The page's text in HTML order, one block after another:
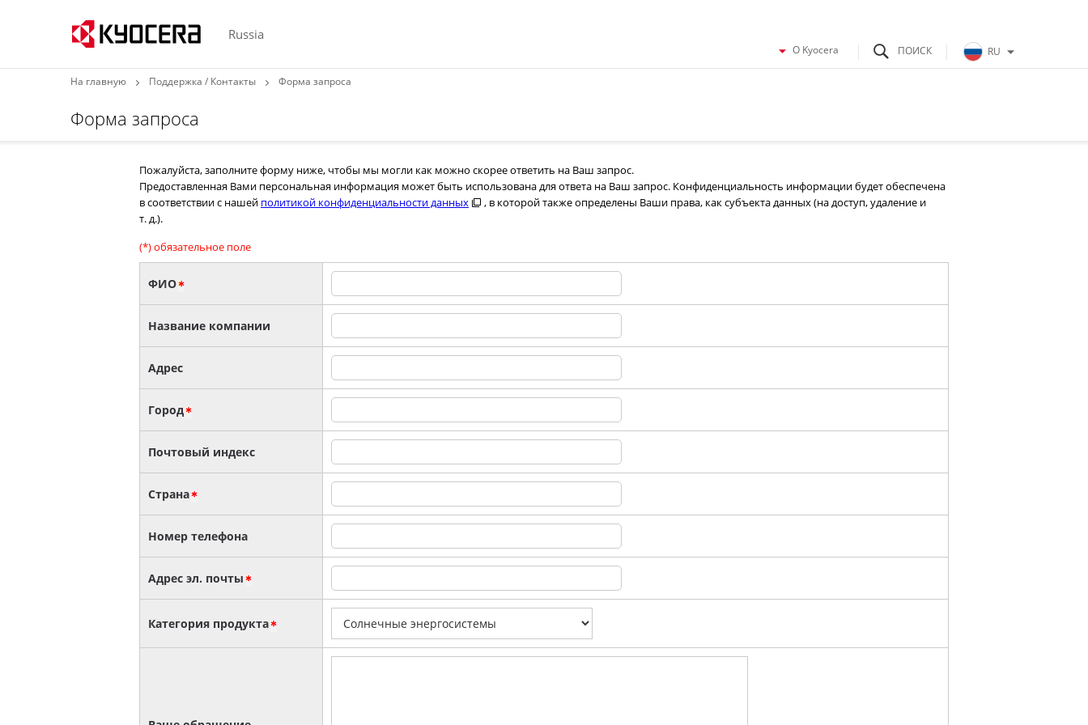
Russia
O Kyocera RU
На главную Поддержка / Контакты Форма запроса
Форма запроса
Пожалуйста, заполните форму ниже, чтобы мы могли как можно скорее ответить на Ваш запрос.
Предоставленная Вами персональная информация может быть использована для ответа на Ваш запрос. Конфиденциальность информации будет обеспечена
в соответствии с нашей политикой конфиденциальности данных
, в которой также определены Ваши права, как субъекта данных (на доступ, удаление и
т. д.).
(*) обязательное поле
ФИО
Название компании
Адрес
Город
Почтовый индекс
Страна
Номер телефона
Адрес эл. почты
Категория продукта